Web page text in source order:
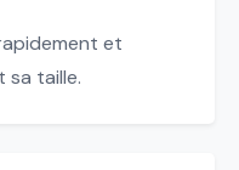
et
sa taille.